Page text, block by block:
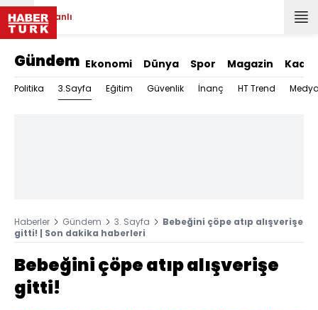
Canlı
Gündem Ekonomi Dünya Spor Magazin Kadın
Politika 3.Sayfa Eğitim Güvenlik İnanç HT Trend
Haberler Gündem 3. Sayfa
Bebeğini çöpe atıp alışverişe
gitti! | Son dakika haberleri
Bebeğini çöpe atıp alışverişe
gitti!